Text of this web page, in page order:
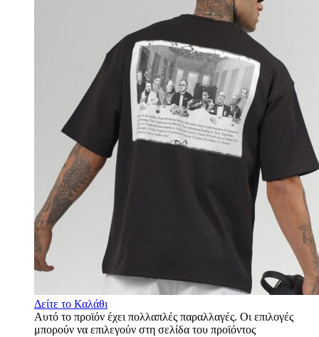
Δείτε το Καλάθι
Αυτό το προϊόν έχει πολλαπλές παραλλαγές. Οι επιλογές
μπορούν να επιλεγούν στη σελίδα του προϊόντος